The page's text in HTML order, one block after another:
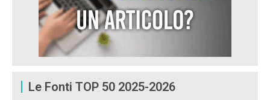
Le Fonti TOP 50 2025-2026